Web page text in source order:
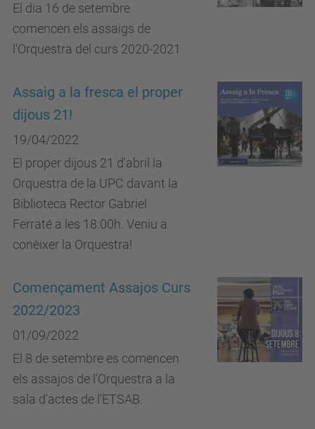
El dia 16 de setembre
comencen els assaigs de
l'Orquestra del curs 2020-2021
Assaig a la fresca el proper
dijous 21!
19/04/2022
El proper dijous 21 d'abril la
Orquestra de la UPC davant la
Biblioteca Rector Gabriel
Ferraté a les 18:00h. Veniu a
conèixer la Orquestra!
Començament Assajos Curs
2022/2023
01/09/2022
El 8 de setembre es comencen
els assajos de l'Orquestra a la
sala d'actes de l'ETSAB.